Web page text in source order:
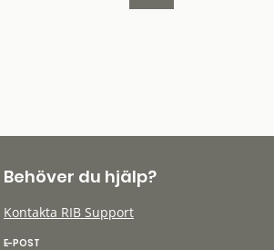
Behöver du hjälp?
Kontakta RIB Support
E-POST